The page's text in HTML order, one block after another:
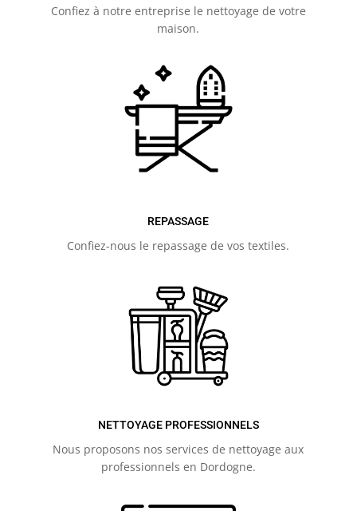
Confiez à notre entreprise le nettoyage de votre
maison.
REPASSAGE
Confiez-nous le repassage de vos textiles.
NETTOYAGE PROFESSIONNELS
Nous proposons nos services de nettoyage aux
professionnels en Dordogne.